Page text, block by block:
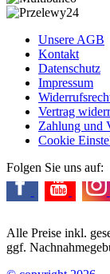
Unsere AGB
Kontakt
Datenschutz
Impressum
Vertrag
Zahlung und
Cookie
Folgen Sie uns auf:
Alle Preise inkl.
ggf.